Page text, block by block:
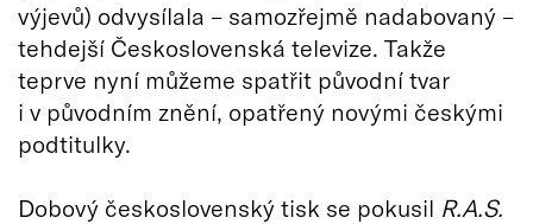
výjevů) odvysílala – samozřejmě nadabovaný –
tehdejší Československá televize. Takže
teprve nyní můžeme spatřit původní tvar
i v původním znění, opatřený novými českými
podtitulky.
Dobový československý tisk se pokusil R.A.S.